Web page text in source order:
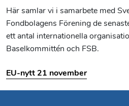
Här samlar vi i samarbete med
Fondbolagens Förening de
ett antal internationella
Baselkommittén och FSB.
EU-nytt 21 november